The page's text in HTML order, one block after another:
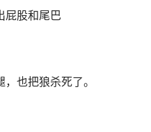
屁股和尾巴
也把狼杀死了。